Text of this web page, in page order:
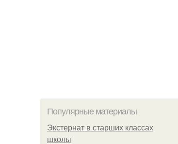
Популярные материалы
Экстернат в старших классах
школы